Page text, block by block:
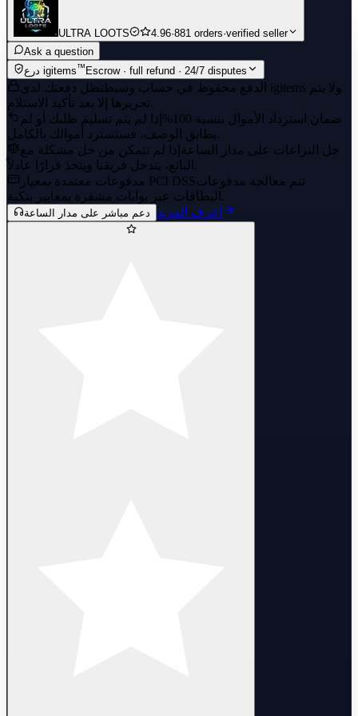
ULTRA LOOTS 4.96·881 orders·verified seller
Ask a question
درع igitems™Escrow · full refund · 24/7 disputes
الدفع محفوظ في حساب وسيط تظل دفعتك لدى igitems ولا يتم
تحريرها إلا بعد تأكيد الاستلام.
ضمان استرداد الأموال بنسبة 100%
إذا لم يتم تسليم طلبك أو لم
يطابق الوصف، فستسترد أموالك بالكامل.
حل النزاعات على مدار الساعة إذا لم تتمكن من حل مشكلة مع
البائع، يتدخل فريقنا ويتخذ قرارًا عادلاً.
مدفوعات معتمدة بمعيار PCI DSSتتم معالجة مدفوعات
البطاقات عبر بوابات مشفرة بمعايير بنكية.
دعم مباشر على مدار الساعة اعرف المزيد